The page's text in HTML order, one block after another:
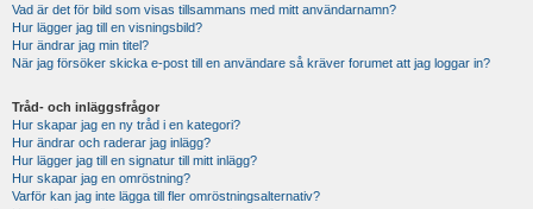
Vad är det för bild som visas tillsammans med mitt användarnamn?
Hur lägger jag till en visningsbild?
Hur ändrar jag min titel?
När jag försöker skicka e-post till en användare så kräver forumet att jag loggar in?
Tråd- och inläggsfrågor
Hur skapar jag en ny tråd i en kategori?
Hur ändrar och raderar jag inlägg?
Hur lägger jag till en signatur till mitt inlägg?
Hur skapar jag en omröstning?
Varför kan jag inte lägga till fler omröstningsalternativ?